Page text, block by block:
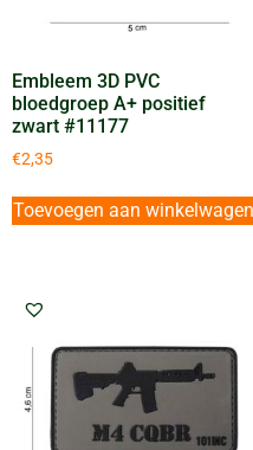
Embleem 3D PVC
bloedgroep A+ positief
zwart #11177
€2,35
Toevoegen aan winkelwagen